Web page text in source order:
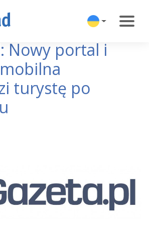
Nowy portal i
turystę po